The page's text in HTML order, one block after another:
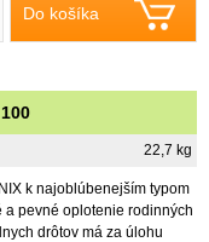
Do košíka
22,7 kg
k najoblúbenejším typom
pevné oplotenie rodinných
drôtov má za úlohu